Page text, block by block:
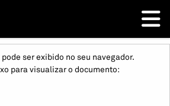
ser exibido no seu navegador.
para visualizar o documento: